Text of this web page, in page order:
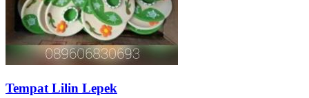
Tempat Lilin Lepek